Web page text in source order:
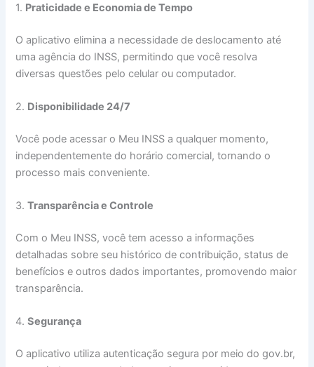
1. Praticidade e Economia de Tempo
O aplicativo elimina a necessidade de deslocamento até
uma agência do INSS, permitindo que você resolva
diversas questões pelo celular ou computador.
2. Disponibilidade 24/7
Você pode acessar o Meu INSS a qualquer momento,
independentemente do horário comercial, tornando o
processo mais conveniente.
3.Transparência e Controle
Com o Meu INSS, você tem acesso a informações
detalhadas sobre seu histórico de contribuição, status de
benefícios e outros dados importantes, promovendo maior
transparência.
4.Segurança
O aplicativo utiliza autenticação segura por meio do gov.br,